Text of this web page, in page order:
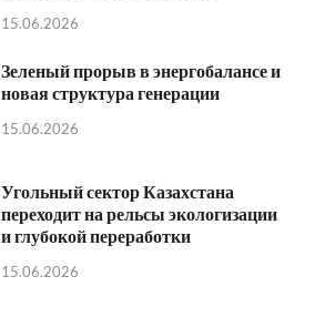
15.06.2026
Зеленый прорыв в энергобалансе и
новая структура генерации
15.06.2026
Угольный сектор Казахстана
переходит на рельсы экологизации
и глубокой переработки
15.06.2026